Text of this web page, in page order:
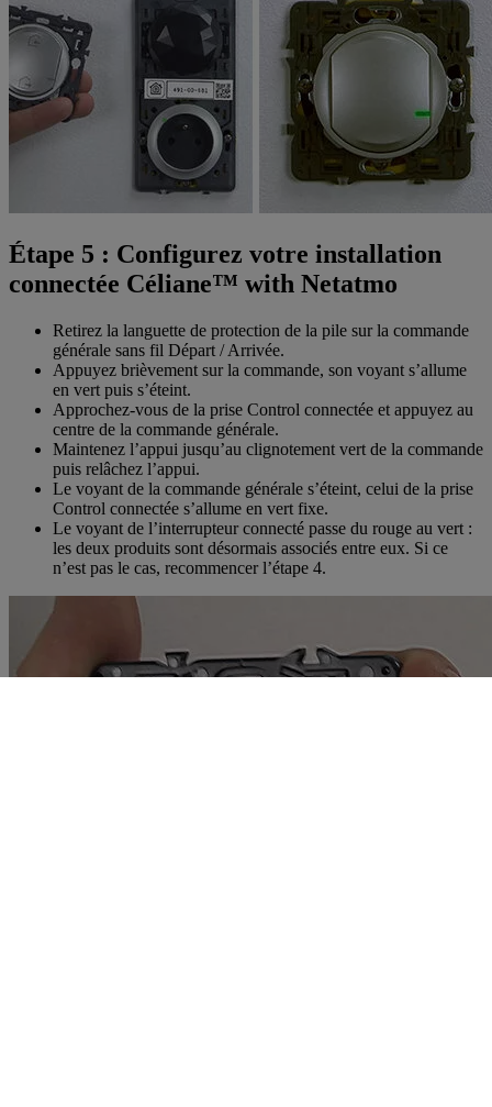
Étape 5 : Configurez votre installation
connectée Céliane™ with Netatmo
Retirez la languette de protection de la pile sur la commande
générale sans fil Départ / Arrivée.
Appuyez brièvement sur la commande, son voyant s’allume
en vert puis s’éteint.
Approchez-vous de la prise Control connectée et appuyez au
centre de la commande générale.
Maintenez l’appui jusqu’au clignotement vert de la commande
puis relâchez l’appui.
Le voyant de la commande générale s’éteint, celui de la prise
Control connectée s’allume en vert fixe.
Le voyant de l’interrupteur connecté passe du rouge au vert :
les deux produits sont désormais associés entre eux. Si ce
n’est pas le cas, recommencer l’étape 4.